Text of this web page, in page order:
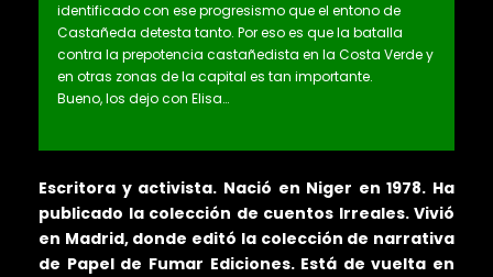
identificado con ese progresismo que el entono de
Castañeda detesta tanto. Por eso es que la batalla
contra la prepotencia castañedista en la Costa Verde y
en otras zonas de la capital es tan importante.
Bueno, los dejo con Elisa…
Escritora y activista. Nació en Niger en 1978. Ha
publicado la colección de cuentos Irreales. Vivió
en Madrid, donde editó la colección de narrativa
de Papel de Fumar Ediciones. Está de vuelta en